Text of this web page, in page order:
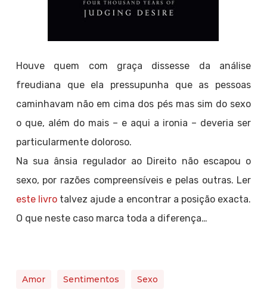
Houve quem com graça dissesse da análise
freudiana que ela pressupunha que as pessoas
caminhavam não em cima dos pés mas sim do sexo
o que, além do mais – e aqui a ironia – deveria ser
particularmente doloroso.
Na sua ânsia regulador ao Direito não escapou o
sexo, por razões compreensíveis e pelas outras. Ler
este livro talvez ajude a encontrar a posição exacta.
O que neste caso marca toda a diferença…
Amor Sentimentos Sexo